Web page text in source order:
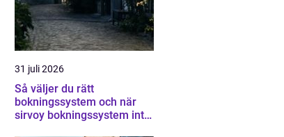
31 juli 2026
Så väljer du rätt
bokningssystem och när
sirvoy bokningssystem inte